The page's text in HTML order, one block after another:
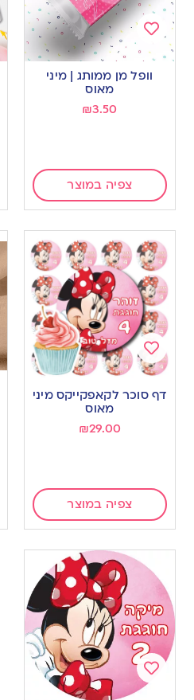
Add
wishlist
וופל מן ממותג | מיני
מאוס
₪3.50
צפיה במוצר
Add
to
wishlist
דף סוכר לקאפקייקס מיני
מאוס
₪29.00
צפיה במוצר
Add